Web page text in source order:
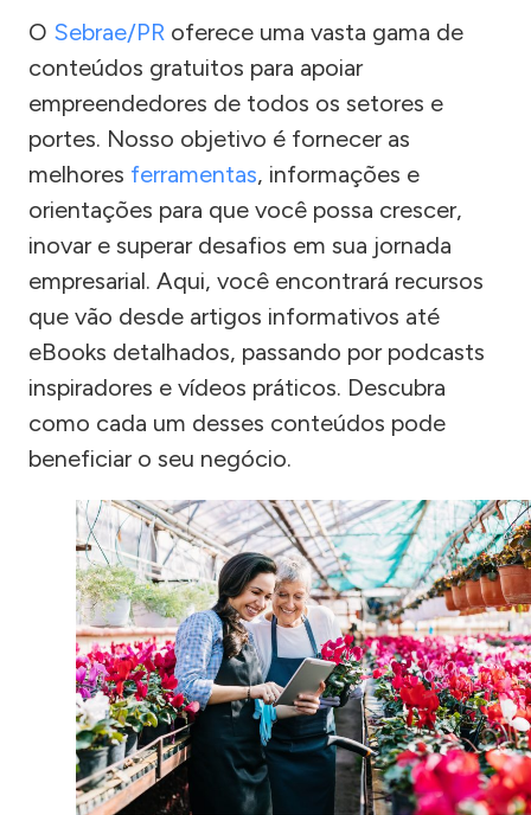
O Sebrae/PR oferece uma vasta gama de
conteúdos gratuitos para apoiar
empreendedores de todos os setores e
portes. Nosso objetivo é fornecer as
melhores ferramentas, informações e
orientações para que você possa crescer,
inovar e superar desafios em sua jornada
empresarial. Aqui, você encontrará recursos
que vão desde artigos informativos até
eBooks detalhados, passando por podcasts
inspiradores e vídeos práticos. Descubra
como cada um desses conteúdos pode
beneficiar o seu negócio.